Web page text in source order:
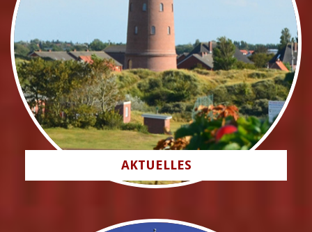
AKTUELLES